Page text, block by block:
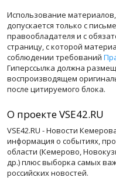
Использование
допускается только с
правообладателя и с
страницу, с которой
соблюдении требований
Гиперссылка должна
воспроизводящем
после цитируемого блока.
О проекте VSE42.RU
VSE42.RU - Новости
информация о событиях,
области (Кемерово,
др.) плюс выборка самых
российских новостей.